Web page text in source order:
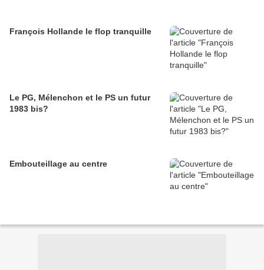
François Hollande le flop tranquille
Le PG, Mélenchon et le PS un futur
1983 bis?
Embouteillage au centre